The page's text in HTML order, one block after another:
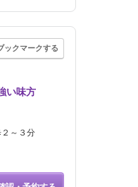
ックマークする
い味方
～３分